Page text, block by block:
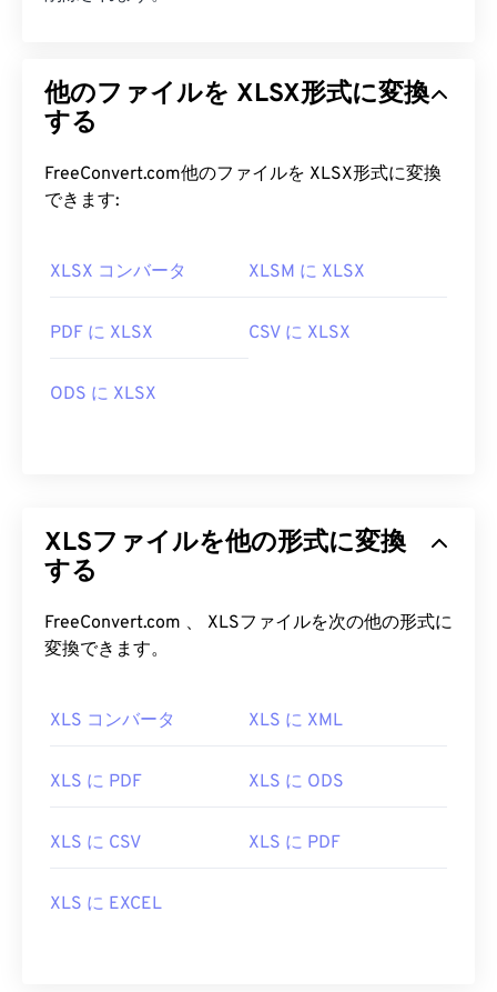
他のファイルを XLSX形式に変換
する
FreeConvert.com他のファイルを XLSX形式に変換
できます:
XLSX コンバータ XLSM に XLSX
PDF に XLSX CSV に XLSX
ODS に XLSX
XLSファイルを他の形式に変換
する
FreeConvert.com 、 XLSファイルを次の他の形式に
変換できます。
XLS コンバータ XLS に XML
XLS に PDF XLS に ODS
XLS に CSV XLS に PDF
XLS に EXCEL